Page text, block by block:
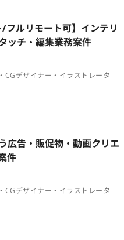
ルリモート可】インテリ
ッチ・編集業務案件
CGデザイナー・イラストレータ
広告・販促物・動画クリエ
件
CGデザイナー・イラストレータ